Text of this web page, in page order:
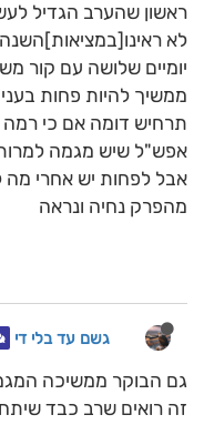
ראשון שהערב הגדיל
לא
ממשיך להיות פחות
תרחיש דומה אם כי
אפש"ל שיש מגמה
אבל לפחות יש אחרי
מהפרק נחיה ונראה
גשם עד בלי די
גם הבוקר ממשיכה
זה רואים שרב כבד